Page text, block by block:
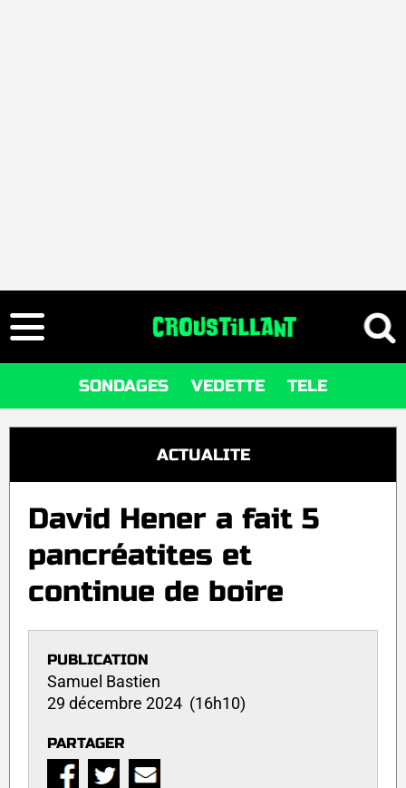
SONDAGES VEDETTE TELE
ACTUALITE
David Hener a fait 5
pancréatites et
continue de boire
PUBLICATION
Samuel Bastien
29 décembre 2024 (16h10)
PARTAGER